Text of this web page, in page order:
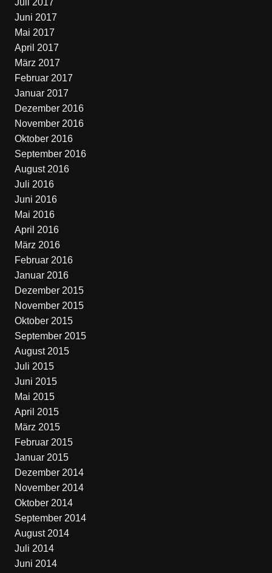
Juli 2017
Juni 2017
Mai 2017
April 2017
März 2017
Februar 2017
Januar 2017
Dezember 2016
November 2016
Oktober 2016
September 2016
August 2016
Juli 2016
Juni 2016
Mai 2016
April 2016
März 2016
Februar 2016
Januar 2016
Dezember 2015
November 2015
Oktober 2015
September 2015
August 2015
Juli 2015
Juni 2015
Mai 2015
April 2015
März 2015
Februar 2015
Januar 2015
Dezember 2014
November 2014
Oktober 2014
September 2014
August 2014
Juli 2014
Juni 2014